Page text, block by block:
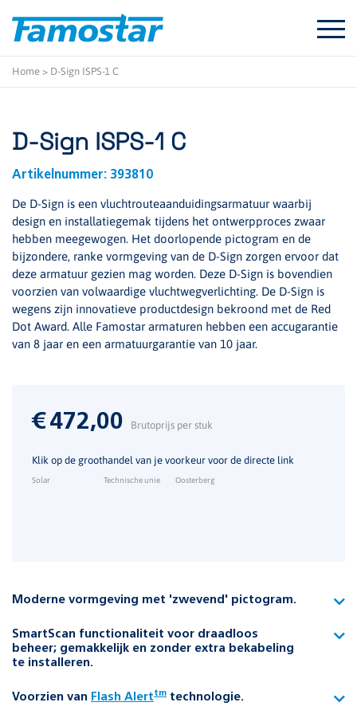
content
Home > D-Sign ISPS-1 C
D-Sign ISPS-1 C
Artikelnummer: 393810
De D-Sign is een vluchtrouteaanduidingsarmatuur waarbij
design en installatiegemak tijdens het ontwerpproces zwaar
hebben meegewogen. Het doorlopende pictogram en de
bijzondere, ranke vormgeving van de D-Sign zorgen ervoor dat
deze armatuur gezien mag worden. Deze D-Sign is bovendien
voorzien van volwaardige vluchtwegverlichting. De D-Sign is
wegens zijn innovatieve productdesign bekroond met de Red
Dot Award. Alle Famostar armaturen hebben een accugarantie
van 8 jaar en een armatuurgarantie van 10 jaar.
€472,00 Brutoprijs per stuk
Klik op de groothandel van je voorkeur voor de directe link
Solar Technische unie Oosterberg
Moderne vormgeving met 'zwevend' pictogram.
onder- en bovenzijde vloeiend naar achteren.
De achterzijde wordt zo toepasbaar voor dubbelzijdig
SmartScan functionaliteit voor draadloos
beheer; gemakkelijk en zonder extra bekabeling
te installeren.
Met SmartScan wordt de noodverlichtingsinstallatie
draadloos beheerd.
Voorzien van Flash Alerttm technologie.